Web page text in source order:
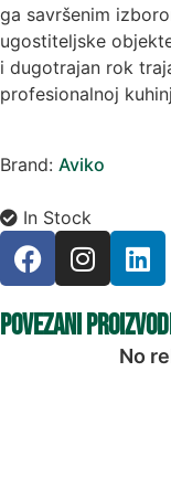
ga savršenim
ugostiteljske
i dugotrajan rok
profesionalnoj
Brand: Aviko
In Stock
Povezani
No